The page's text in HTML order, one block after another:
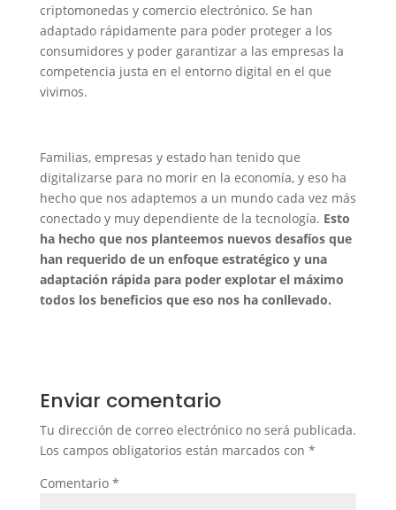
criptomonedas y comercio electrónico. Se han
adaptado rápidamente para poder proteger a los
consumidores y poder garantizar a las empresas la
competencia justa en el entorno digital en el que
vivimos.
Familias, empresas y estado han tenido que
digitalizarse para no morir en la economía, y eso ha
hecho que nos adaptemos a un mundo cada vez más
conectado y muy dependiente de la tecnología. Esto
ha hecho que nos planteemos nuevos desafíos que
han requerido de un enfoque estratégico y una
adaptación rápida para poder explotar el máximo
todos los beneficios que eso nos ha conllevado.
Enviar comentario
Tu dirección de correo electrónico no será publicada.
Los campos obligatorios están marcados con *
Comentario *